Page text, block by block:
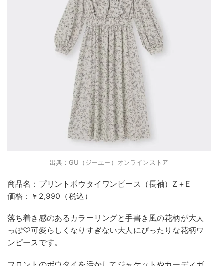
出典：GU（ジーユー）オンラインストア
商品名：プリントボウタイワンピース（長袖）Z＋E
価格：￥2,990（税込）
落ち着き感のあるカラーリングと手書き風の花柄が大人
っぽ♡可愛らしくなりすぎない大人にぴったりな花柄ワ
ンピースです。